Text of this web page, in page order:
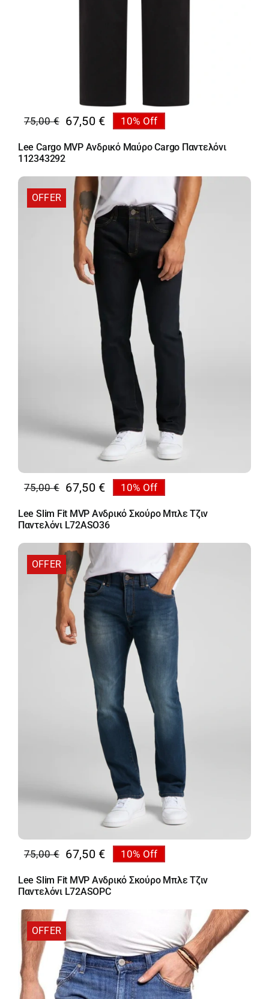
75,00€
Original
price
was:
67,50 €
Η
τρέχουσα
τιμή
67,50 €.
10% Off
Lee Cargo MVP Ανδρικό Μαύρο Cargo Παντελόνι
112343292
OFFER
75,00€
Original
price
was:
67,50 €
Η
τρέχουσα
τιμή
67,50 €.
10% Off
Lee Slim Fit MVP Ανδρικό Σκούρο Μπλε Τζιν
Παντελόνι L72ASO36
OFFER
75,00€
Original
price
was:
67,50 €
Η
τρέχουσα
τιμή
67,50 €.
10% Off
Lee Slim Fit MVP Ανδρικό Σκούρο Μπλε Τζιν
Παντελόνι L72ASOPC
OFFER